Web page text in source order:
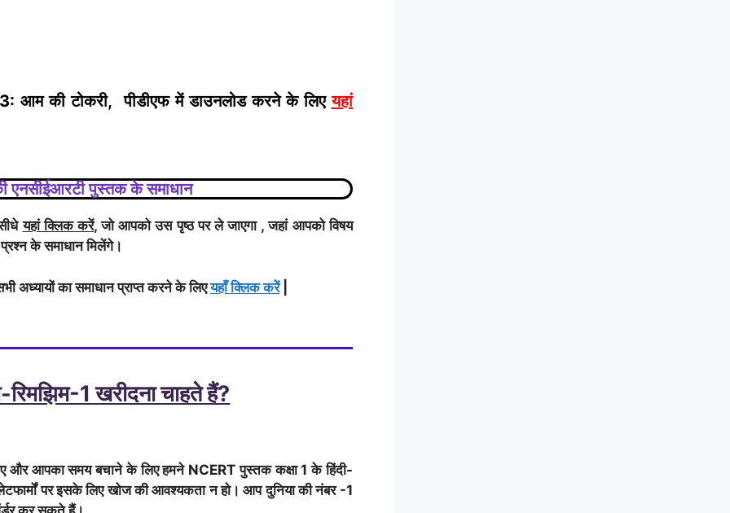
3: आम की टोकरी, पीडीएफ में डाउनलोड करने के लिएयहां
एनसीईआरटी पुस्तक के समाधान
यहां क्लिक करें, जो आपको उस पृष्ठ पर ले जाएगा , जहां आपको विषय
प्रश्न के समाधान मिलेंगे।
अध्यायों का समाधान प्राप्त करने के लिएयहाँ क्लिक करेें|
1 खरीदना चाहते हैं?
आपका समय बचाने के लिए हमने NCERT पुस्तक कक्षा 1 के हिंदी-
पर इसके लिए खोज की आवश्यकता न हो। आप दुनिया की नंबर -1